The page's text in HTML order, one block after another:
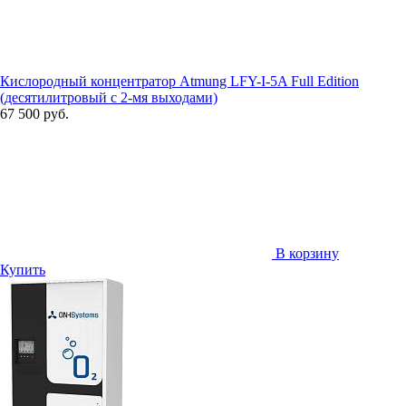
Кислородный концентратор Atmung LFY-I-5A Full Edition
(десятилитровый с 2-мя выходами)
67 500 руб.
В корзину
Купить